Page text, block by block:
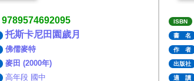
9789574692095
托斯卡尼田園歲月
佛儒麥特
麥田 (2000年)
高年段 國中
ISBN
書 名
作 者
出版社
適 讀